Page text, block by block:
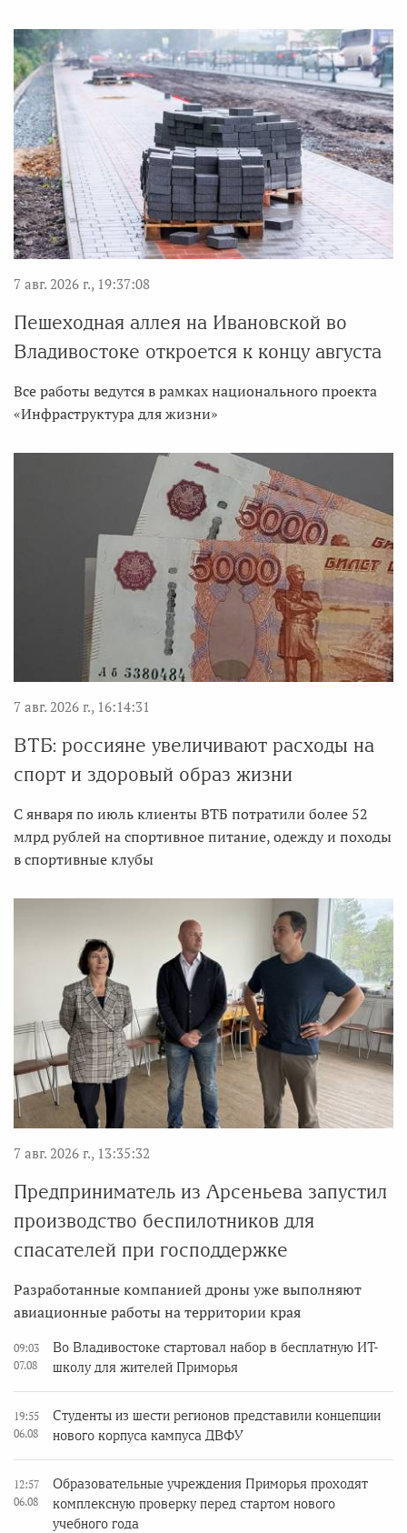
7 авг. 2026 г., 19:37:08
Пешеходная аллея на Ивановской во
Владивостоке откроется к концу августа
Все работы ведутся в рамках национального проекта
«Инфраструктура для жизни»
7 авг. 2026 г., 16:14:31
ВТБ: россияне увеличивают расходы на
спорт и здоровый образ жизни
С января по июль клиенты ВТБ потратили более 52
млрд рублей на спортивное питание, одежду и походы
в спортивные клубы
7 авг. 2026 г., 13:35:32
Предприниматель из Арсеньева запустил
производство беспилотников для
спасателей при господдержке
Разработанные компанией дроны уже выполняют
авиационные работы на территории края
09:03
07.08
Во Владивостоке стартовал набор в бесплатную ИТ-
школу для жителей Приморья
19:55
06.08
Студенты из шести регионов представили концепции
нового корпуса кампуса ДВФУ
12:57
06.08
Образовательные учреждения Приморья проходят
комплексную проверку перед стартом нового
учебного года